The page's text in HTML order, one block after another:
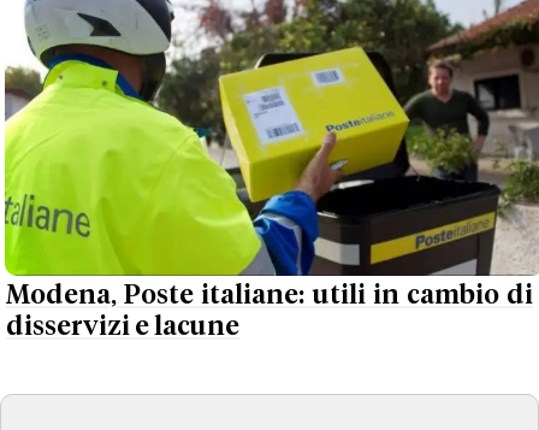
Modena, Poste italiane: utili in cambio di
disservizi e lacune